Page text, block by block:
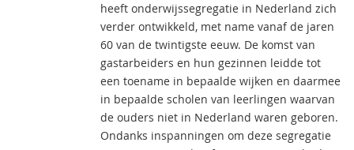
heeft onderwijssegregatie in Nederland zich
verder ontwikkeld, met name vanaf de jaren
60 van de twintigste eeuw. De komst van
gastarbeiders en hun gezinnen leidde tot
een toename in bepaalde wijken en daarmee
in bepaalde scholen van leerlingen waarvan
de ouders niet in Nederland waren geboren.
Ondanks inspanningen om deze segregatie